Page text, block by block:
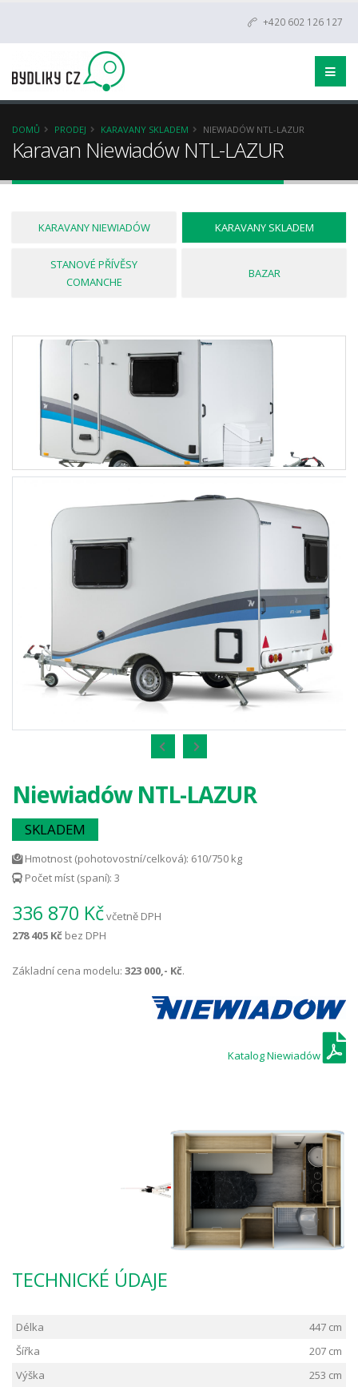
+420 602 126 127
DOMŮ PRODEJ KARAVANY SKLADEM NIEWIADÓW NTL-LAZUR
Karavan Niewiadów NTL-LAZUR
KARAVANY NIEWIADÓW KARAVANY SKLADEM
STANOVÉ PŘÍVĚSY
COMANCHE
BAZAR
Niewiadów NTL-LAZUR
SKLADEM
Hmotnost (pohotovostní/celková): 610/750 kg
Počet míst (spaní): 3
336 870 Kčvčetně DPH
278 405 Kč bez DPH
Základní cena modelu: 323 000,- Kč.
Katalog Niewiadów
TECHNICKÉ ÚDAJE
Délka
447 cm
Šířka
207 cm
Výška
253 cm